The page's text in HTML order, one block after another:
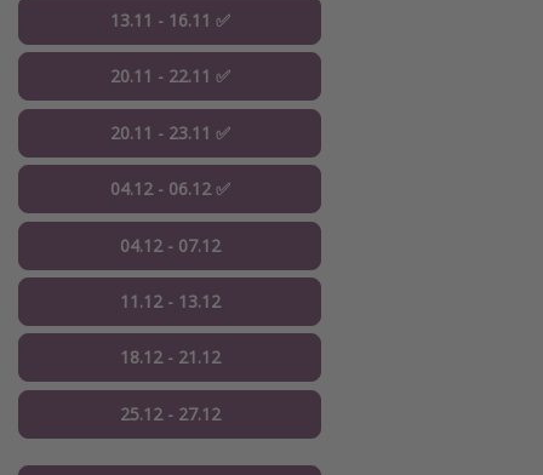
13.11 - 16.11 ✅
20.11 - 22.11 ✅
20.11 - 23.11 ✅
04.12 - 06.12 ✅
04.12 - 07.12
11.12 - 13.12
18.12 - 21.12
25.12 - 27.12